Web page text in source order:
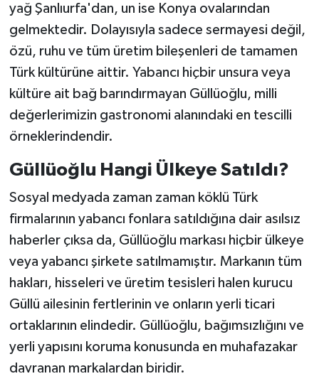
yağ Şanlıurfa'dan, un ise Konya ovalarından
gelmektedir. Dolayısıyla sadece sermayesi değil,
özü, ruhu ve tüm üretim bileşenleri de tamamen
Türk kültürüne aittir. Yabancı hiçbir unsura veya
kültüre ait bağ barındırmayan Güllüoğlu, milli
değerlerimizin gastronomi alanındaki en tescilli
örneklerindendir.
Güllüoğlu Hangi Ülkeye Satıldı?
Sosyal medyada zaman zaman köklü Türk
firmalarının yabancı fonlara satıldığına dair asılsız
haberler çıksa da, Güllüoğlu markası hiçbir ülkeye
veya yabancı şirkete satılmamıştır. Markanın tüm
hakları, hisseleri ve üretim tesisleri halen kurucu
Güllü ailesinin fertlerinin ve onların yerli ticari
ortaklarının elindedir. Güllüoğlu, bağımsızlığını ve
yerli yapısını koruma konusunda en muhafazakar
davranan markalardan biridir.